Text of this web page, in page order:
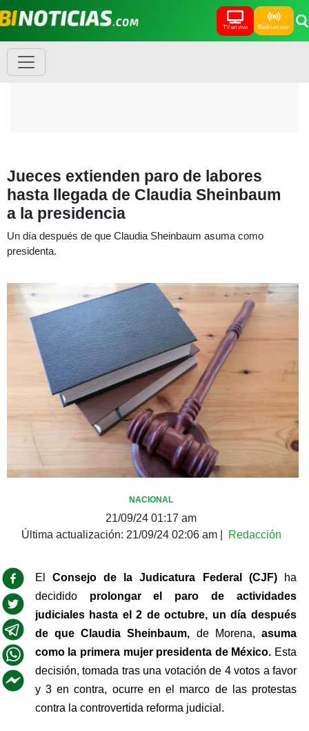
TV en vivo Radio en vivo
Jueces extienden paro de labores
hasta llegada de Claudia Sheinbaum
a la presidencia
Un día después de que Claudia Sheinbaum asuma como
presidenta.
NACIONAL
21/09/24 01:17 am
Última actualización: 21/09/24 02:06 am| Redacción
El Consejo de la Judicatura Federal (CJF) ha
decidido prolongar el paro de actividades
judiciales hasta el 2 de octubre, un día después
de que Claudia Sheinbaum, de Morena, asuma
como la primera mujer presidenta de México. Esta
decisión, tomada tras una votación de 4 votos a favor
y 3 en contra, ocurre en el marco de las protestas
contra la controvertida reforma judicial.